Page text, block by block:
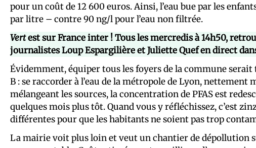
pour un coût de 12 600 euros. Ainsi, l’eau bue par les
par litre – contre 90 ng/l pour l’eau non filtrée.
Vertest sur France inter ! Tous les mercredis à 14h50,
journalistes Loup Espargilière et Juliette Quef en direct
Évidemment, équiper tous les foyers de la commune
B : se raccorder à l’eau de la métropole de Lyon, nettement
mélangeant les sources, la concentration de PFAS est
quelques mois plus tôt. Quand vous y réfléchissez, c’est
différentes pour que les habitants ne soient pas trop
La mairie voit plus loin et veut un chantier de dépollution